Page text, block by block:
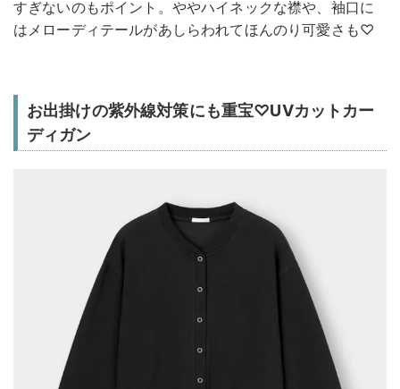
すぎないのもポイント。ややハイネックな襟や、袖口に
はメローディテールがあしらわれてほんのり可愛さも♡
お出掛けの紫外線対策にも重宝♡UVカットカー
ディガン